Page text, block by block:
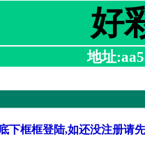
好
地址
下框框登陆,如还没注册请